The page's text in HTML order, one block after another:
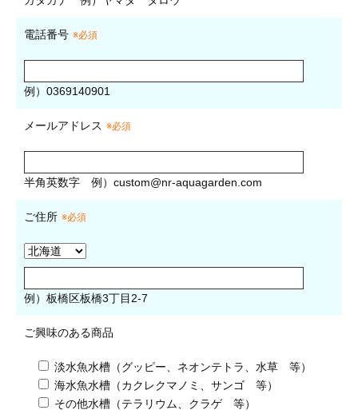
電話番号 ※必須
例）0369140901
メールアドレス ※必須
半角英数字 例） custom@nr-aquagarden.com
ご住所 ※必須
例）板橋区板橋3丁目2-7
ご興味のある商品
淡水魚水槽（グッピー、ネオンテトラ、水草 等）
海水魚水槽（カクレクマノミ、サンゴ 等）
その他水槽（テラリウム、クラゲ 等）